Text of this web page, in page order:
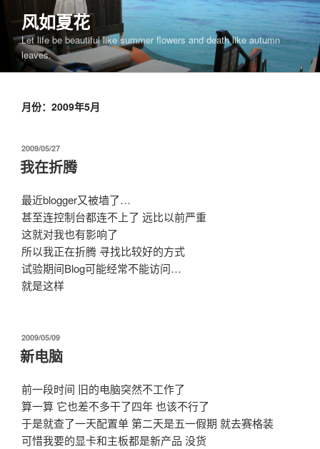
风如夏花
Let life be beautiful like summer flowers and death like autumn
leaves.
月份：2009年5月
发
布
于
2009/05/27
我在折腾
最近blogger又被墙了…
甚至连控制台都连不上了 远比以前严重
这就对我也有影响了
所以我正在折腾 寻找比较好的方式
试验期间Blog可能经常不能访问…
就是这样
发
布
于
2009/05/09
新电脑
前一段时间 旧的电脑突然不工作了
算一算 它也差不多干了四年 也该不行了
于是就查了一天配置单 第二天是五一假期 就去赛格装
可惜我要的显卡和主板都是新产品 没货